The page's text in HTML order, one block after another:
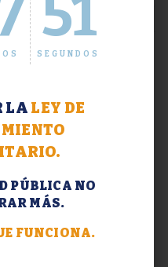
52
SEGUNDOS
LA LEY DE
PÚBLICA NO
MÁS.
FUNCIONA.
2026.